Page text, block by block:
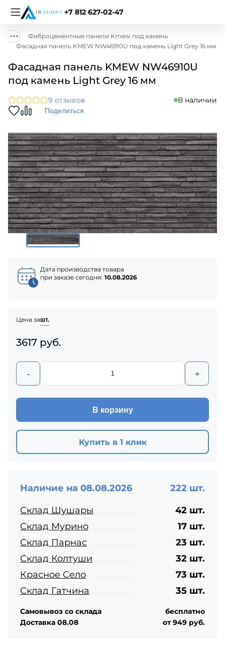
+7 812 627-02-47
Фиброцементные панели Kmew под камень
Фасадная панель KMEW NW46910U под камень Light Grey 16 мм
Фасадная панель KMEW NW46910U
под камень Light Grey 16 мм
9 отзывов В наличии
Поделиться
Дата производства товара
при заказе сегодня: 10.08.2026
Цена зашт.
3617 руб.
- +
В корзину
Купить в 1 клик
Наличие на 08.08.2026
222 шт.
Склад Шушары
42 шт.
Склад Мурино
17 шт.
Склад Парнас
23 шт.
Склад Колтуши
32 шт.
Красное Село
73 шт.
Склад Гатчина
35 шт.
Самовывоз со склада
бесплатно
Доставка 08.08
от 949 руб.